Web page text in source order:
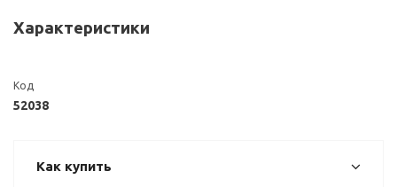
Характеристики
Код
52038
Как купить